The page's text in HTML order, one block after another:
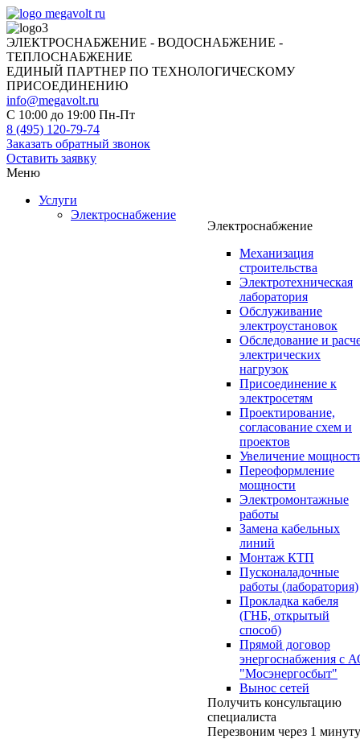
ЭЛЕКТРОСНАБЖЕНИЕ - ВОДОСНАБЖЕНИЕ -
ТЕПЛОСНАБЖЕНИЕ
ЕДИНЫЙ ПАРТНЕР ПО ТЕХНОЛОГИЧЕСКОМУ
ПРИСОЕДИНЕНИЮ
info@megavolt.ru
C 10:00 до 19:00 Пн-Пт
8 (495) 120-79-74
Заказать обратный звонок
Оставить заявку
Меню
Услуги
Электроснабжение
Электроснабжение
Механизация
строительства
Электротехническая
лаборатория
Обслуживание
электроустановок
Обследование и
электрических
нагрузок
Присоединение к
электросетям
Проектирование,
согласование схем и
проектов
Увеличение
Переоформление
мощности
Электромонтажные
работы
Замена кабельных
линий
Монтаж КТП
Пусконаладочные
работы (лаборатория)
Прокладка кабеля
(ГНБ, открытый
способ)
Прямой договор
энергоснабжения с
"Мосэнергосбыт"
Вынос сетей
Получить консультацию
специалиста
Перезвоним через 1 минуту